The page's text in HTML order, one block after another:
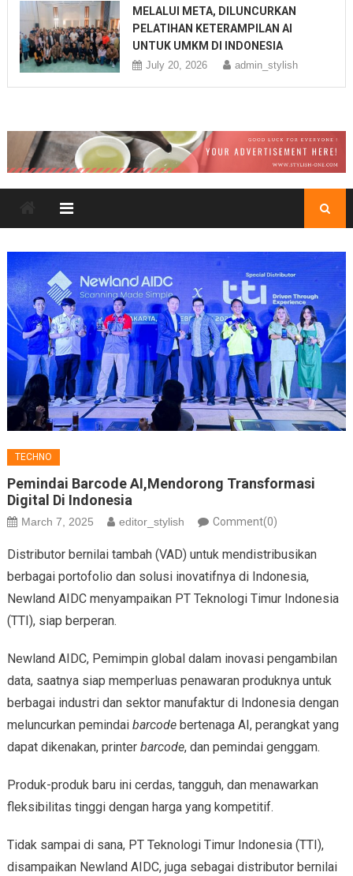
MELALUI META, DILUNCURKAN
PELATIHAN KETERAMPILAN AI
UNTUK UMKM DI INDONESIA
July 20, 2026 admin_stylish
TECHNO
Pemindai Barcode AI,Mendorong Transformasi
Digital Di Indonesia
March 7, 2025 editor_stylish Comment(0)
Distributor bernilai tambah (VAD) untuk mendistribusikan
berbagai portofolio dan solusi inovatifnya di Indonesia,
Newland AIDC menyampaikan PT Teknologi Timur Indonesia
(TTI), siap berperan.
Newland AIDC, Pemimpin global dalam inovasi pengambilan
data, saatnya siap memperluas penawaran produknya untuk
berbagai industri dan sektor manufaktur di Indonesia dengan
meluncurkan pemindai barcodebertenaga AI, perangkat yang
dapat dikenakan, printerbarcode, dan pemindai genggam.
Produk-produk baru ini cerdas, tangguh, dan menawarkan
fleksibilitas tinggi dengan harga yang kompetitif.
Tidak sampai di sana, PT Teknologi Timur Indonesia (TTI),
disampaikan Newland AIDC, juga sebagai distributor bernilai